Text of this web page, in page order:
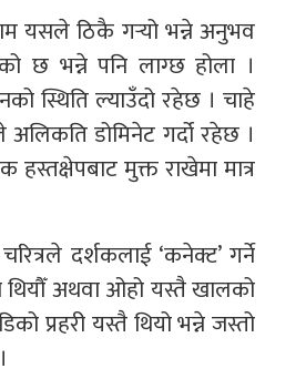
यसले ठिकै गर्‍यो भन्ने अनुभव
भन्ने पनि लाग्छ होला ।
स्थिति ल्याउँदो रहेछ । चाहे
डोमिनेट गर्दो रहेछ ।
हस्तक्षेपबाट मुक्त राखेमा मात्र
दर्शकलाई ‘कनेक्ट’ गर्ने
थियौँ अथवा ओहो यस्तै खालको
प्रहरी यस्तै थियो भन्ने जस्तो